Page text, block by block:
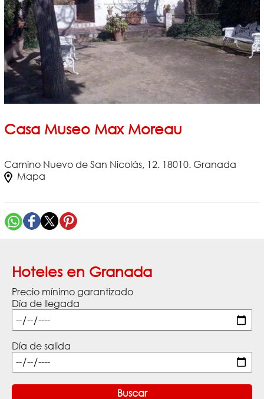
Casa Museo Max Moreau
Camino Nuevo de San Nicolás, 12. 18010. Granada
Mapa
Hoteles en Granada
Precio mínimo garantizado
Día de llegada
Día de salida